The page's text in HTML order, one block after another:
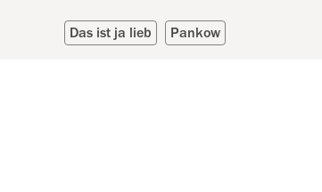
Das ist ja lieb Pankow